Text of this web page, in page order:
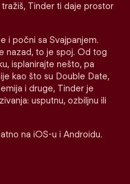
Tinder ti daje prostor
i počni sa Svajpanjem.
nazad, to je spoj. Od tog
isplanirajte nešto, pa
kao što su Double Date,
i druge, Tinder je
usputnu, ozbiljnu ili
na iOS-u i Androidu.